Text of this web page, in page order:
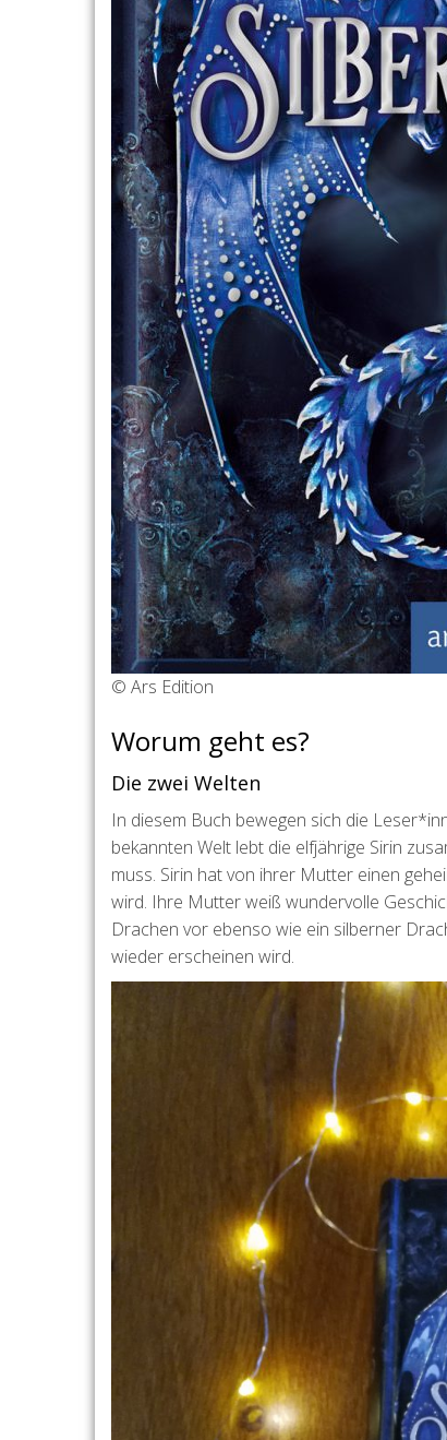
© Ars Edition
Worum geht es?
Die zwei Welten
In diesem Buch bewegen sich die
bekannten Welt lebt die elfjährige Sirin
muss. Sirin hat von ihrer Mutter einen
wird. Ihre Mutter weiß wundervolle
Drachen vor ebenso wie ein silberner
wieder erscheinen wird.